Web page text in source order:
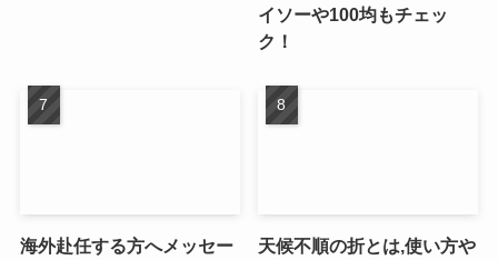
イソーや100均もチェッ
ク！
海外赴任する方へメッセー
天候不順の折とは,使い方や